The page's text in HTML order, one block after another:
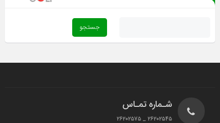
شـماره تمـاس
۲۶۲۰۲۵۴۵ _ ۲۶۲۰۲۵۷۵